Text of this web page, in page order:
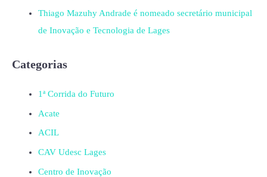
Thiago Mazuhy Andrade é nomeado secretário municipal
de Inovação e Tecnologia de Lages
Categorias
1ª Corrida do Futuro
Acate
ACIL
CAV Udesc Lages
Centro de Inovação